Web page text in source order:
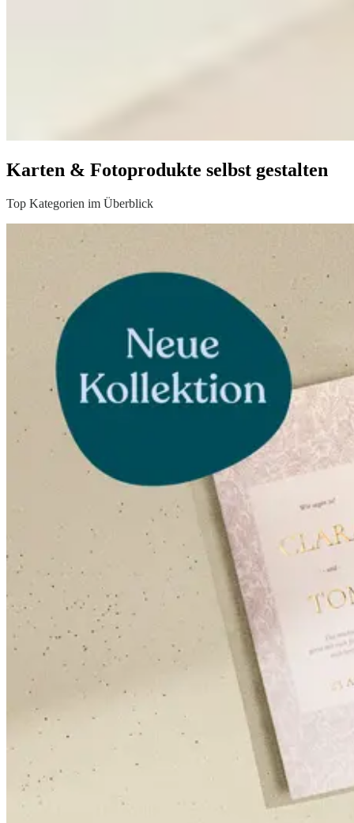
Karten & Fotoprodukte selbst gestalten
Top Kategorien im Überblick